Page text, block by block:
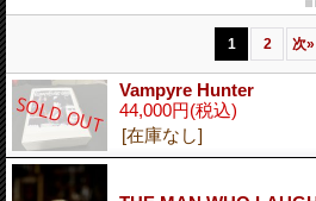
1 2 次»
Vampyre Hunter
44,000円(税込)
[在庫なし]